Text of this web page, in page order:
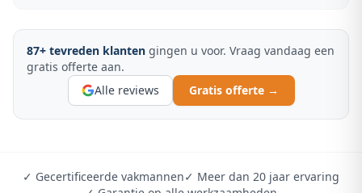
87+ tevreden klanten gingen u voor. Vraag vandaag een
gratis offerte aan.
Alle reviews
Gratis offerte →
✓ Gecertificeerde vakmannen✓ Meer dan 20 jaar ervaring